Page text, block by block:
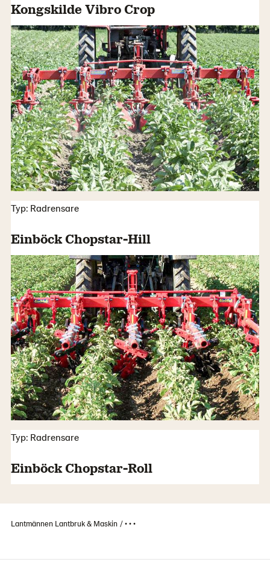
Kongskilde Vibro Crop
Typ: Radrensare
Einböck Chopstar-Hill
Typ: Radrensare
Einböck Chopstar-Roll
Lantmännen Lantbruk & Maskin • • •